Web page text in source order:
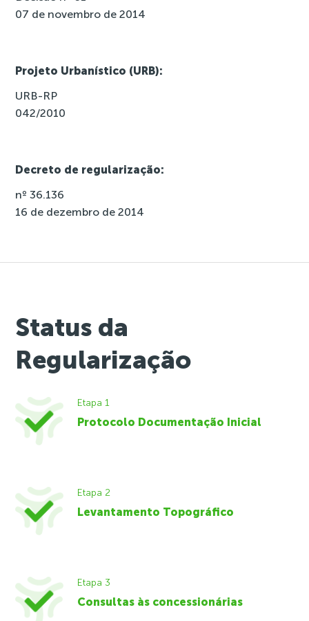
07 de novembro de 2014
Projeto Urbanístico (URB):
URB-RP
042/2010
Decreto de regularização:
nº 36.136
16 de dezembro de 2014
Status da
Regularização
Etapa 1
Protocolo Documentação Inicial
Etapa 2
Levantamento Topográfico
Etapa 3
Consultas às concessionárias